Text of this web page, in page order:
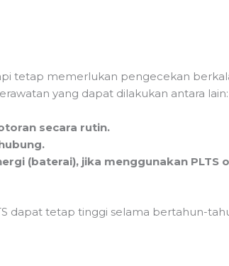
tetap memerlukan pengecekan
yang dapat dilakukan antara lain:
secara rutin.
(baterai), jika menggunakan PLTS
dapat tetap tinggi selama bertahun-